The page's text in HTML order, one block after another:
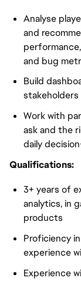
Analyse
and
and bug
Build
Work with
ask and the
daily
Qualifications:
3+ years of
analytics, in
products
Proficiency
experience
Experience